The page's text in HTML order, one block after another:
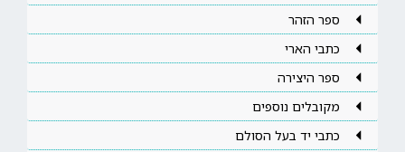
ספר הזהר
כתבי הארי
ספר היצירה
מקובלים נוספים
כתבי יד בעל הסולם